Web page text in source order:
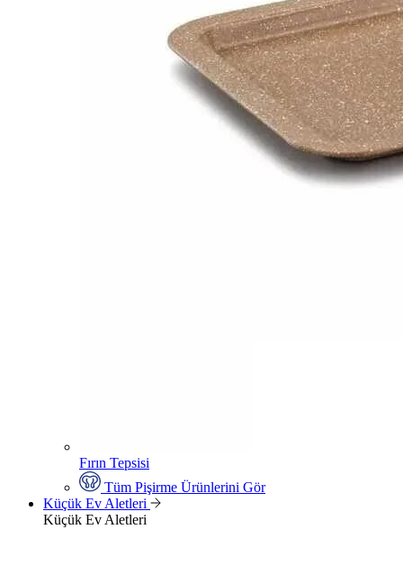
Fırın Tepsisi
Tüm Pişirme Ürünlerini Gör
Küçük Ev Aletleri
Küçük Ev Aletleri